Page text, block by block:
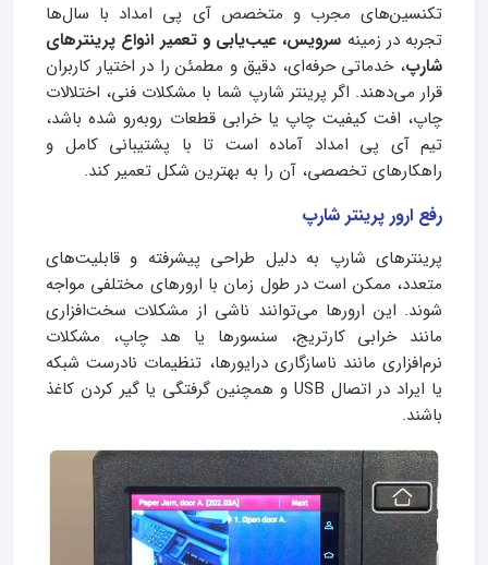
تکنسین‌های مجرب و متخصص آی‌ پی امداد با سال‌ها
تجربه در زمینه سرویس، عیب‌یابی و تعمیر انواع پرینترهای
شارپ، خدماتی حرفه‌ای، دقیق و مطمئن را در اختیار کاربران
قرار می‌دهند. اگر پرینتر شارپ شما با مشکلات فنی، اختلالات
چاپ، افت کیفیت چاپ یا خرابی قطعات روبه‌رو شده باشد،
تیم آی‌ پی امداد آماده است تا با پشتیبانی کامل و
راهکارهای تخصصی، آن را به بهترین شکل تعمیر کند.
رفع ارور پرینتر شارپ
پرینترهای شارپ به دلیل طراحی پیشرفته و قابلیت‌های
متعدد، ممکن است در طول زمان با ارورهای مختلفی مواجه
شوند. این ارورها می‌توانند ناشی از مشکلات سخت‌افزاری
مانند خرابی کارتریج، سنسورها یا هد چاپ، مشکلات
نرم‌افزاری مانند ناسازگاری درایورها، تنظیمات نادرست شبکه
یا ایراد در اتصال USB و همچنین گرفتگی یا گیر کردن کاغذ
باشند.